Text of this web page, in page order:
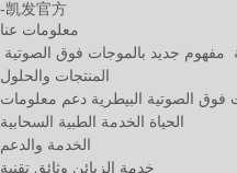
-凯发官方
معلومات عنا
مفهوم جديد بالموجات فوق الصوتية
المنتجات والحلول
فوق الصوتية البيطرية دعم معلومات
الحياة الخدمة الطبية السحابية
الخدمة والدعم
خدمة الزبائن وثائق تقنية